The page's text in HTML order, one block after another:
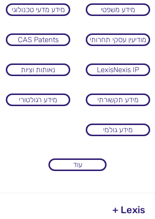
מידע משפטי
מודיעין עסקי תחרותי
LexisNexis IP
מידע תקשורתי
מידע גולמי
מידע מדעי טכנולוגי
CAS Patents
נאותות וציות
מידע רגולטורי
עוד
Lexis +